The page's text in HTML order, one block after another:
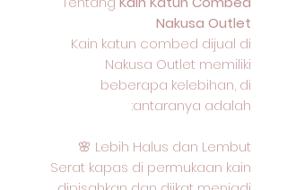
Nakusa Outlet
Kain katun combed dijual di
Nakusa Outlet memiliki
beberapa kelebihan, di
antaranya adalah:
Lebih Halus dan Lembut 🌸
Serat kapas di permukaan kain